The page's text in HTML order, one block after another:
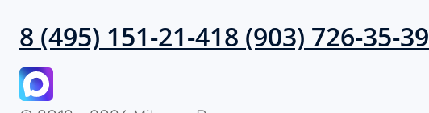
8 (495) 151-21-418 (903) 726-35-39